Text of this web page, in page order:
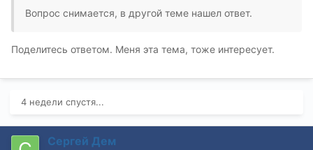
Вопрос снимается, в другой теме нашел ответ.
Поделитесь ответом. Меня эта тема, тоже интересует.
4 недели спустя...
Сергей Дем